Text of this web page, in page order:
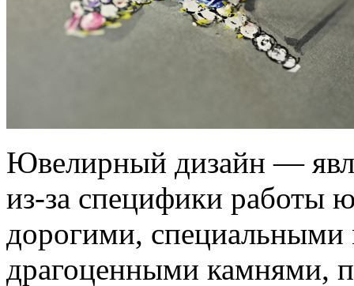
Ювелирный дизайн —
из-за специфики работы
дорогими, специальными
драгоценными камнями,